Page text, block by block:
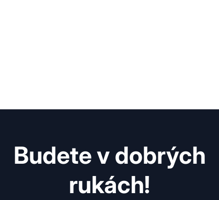
Budete v dobrých
rukách!